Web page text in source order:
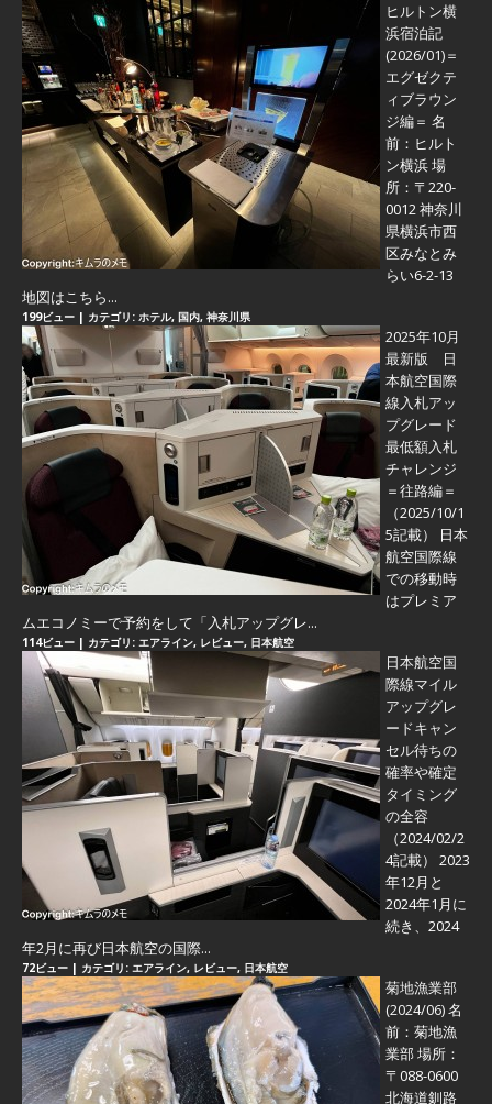
ヒルトン横
浜宿泊記
(2026/01)＝
エグゼクテ
ィブラウン
ジ編＝ 名
前：ヒルト
ン横浜 場
所：〒220-
0012 神奈川
県横浜市西
区みなとみ
らい6-2-13
地図はこちら...
199ビュー | カテゴリ: ホテル, 国内, 神奈川県
2025年10月
最新版 日
本航空国際
線入札アッ
プグレード
最低額入札
チャレンジ
＝往路編＝
（2025/10/1
5記載） 日本
航空国際線
での移動時
はプレミア
ムエコノミーで予約をして「入札アップグレ...
114ビュー | カテゴリ: エアライン, レビュー, 日本航空
日本航空国
際線マイル
アップグレ
ードキャン
セル待ちの
確率や確定
タイミング
の全容
（2024/02/2
4記載） 2023
年12月と
2024年1月に
続き、2024
年2月に再び日本航空の国際...
72ビュー | カテゴリ: エアライン, レビュー, 日本航空
菊地漁業部
(2024/06)名
前：菊地漁
業部 場所：
〒088-0600
北海道釧路